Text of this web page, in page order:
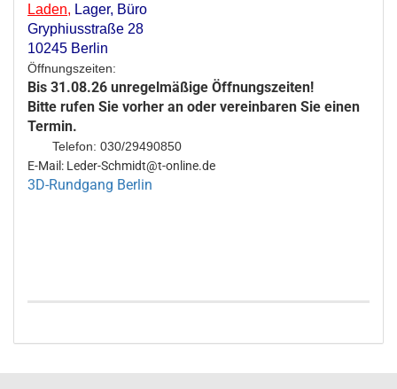
Laden, Lager, Büro
Gryphiusstraße 28
10245 Berlin
Öffnungszeiten:
Bis 31.08.26 unregelmäßige Öffnungszeiten!
Bitte rufen Sie vorher an oder vereinbaren Sie einen
Termin.
Telefon: 030/29490850
E-Mail: Leder-Schmidt@t-online.de
3D-Rundgang Berlin